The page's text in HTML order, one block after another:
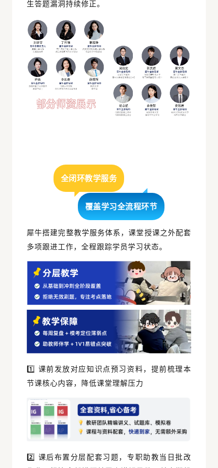
生答题漏洞持续修正。
部分师资展示
全闭环教学服务
覆盖学习全流程环节
犀牛搭建完整教学服务体系，课堂授课之外配套
多项跟进工作，全程跟踪学员学习状态。
1️⃣ 课前发放对应知识点预习资料，提前梳理本
节课核心内容，降低课堂理解压力
2️⃣ 课后布置分层配套习题，专职助教当日批改